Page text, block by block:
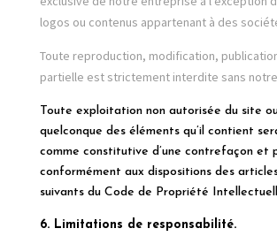
logos ou contenus appartenant à des
Toute reproduction, modification,
partielle est strictement interdite sans
Toute exploitation non autorisée du site ou
quelconque des éléments qu’il contient
comme constitutive d’une contrefaçon et
conformément aux dispositions des
suivants du Code de Propriété
6. Limitations de responsabilité.